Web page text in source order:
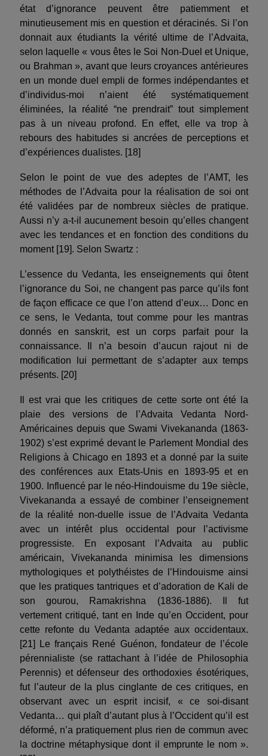
état d’ignorance peuvent être patiemment et
minutieusement mis en question et déracinés. Si l’on
donnait aux étudiants la vérité ultime de l’Advaita,
selon laquelle « vous êtes le Soi Non-Duel et Unique,
ou Brahman », avant que leurs croyances antérieures
en un monde duel empli de formes indépendantes et
d’individus-moi n’aient été systématiquement
éliminées, la réalité “ne prendrait” tout simplement
pas à un niveau profond. En effet, elle va trop à
rebours des habitudes si ancrées de perceptions et
d’expériences dualistes. [18]
Selon le point de vue des adeptes de l’AMT, les
méthodes de l’Advaita pour la réalisation de soi ont
été validées par de nombreux siècles de pratique.
Aussi n’y a-t-il aucunement besoin qu’elles changent
avec les tendances et en fonction des conditions du
moment [19]. Selon Swartz :
L’essence du Vedanta, les enseignements qui ôtent
l’ignorance du Soi, ne changent pas parce qu’ils font
de façon efficace ce que l’on attend d’eux… Donc en
ce sens, le Vedanta, tout comme pour les mantras
donnés en sanskrit, est un corps parfait pour la
connaissance. Il n’a besoin d’aucun rajout ni de
modification lui permettant de s’adapter aux temps
présents. [20]
Il est vrai que les critiques de cette sorte ont été la
plaie des versions de l’Advaita Vedanta Nord-
Américaines depuis que Swami Vivekananda (1863-
1902) s’est exprimé devant le Parlement Mondial des
Religions à Chicago en 1893 et a donné par la suite
des conférences aux Etats-Unis en 1893-95 et en
1900. Influencé par le néo-Hindouisme du 19e siècle,
Vivekananda a essayé de combiner l’enseignement
de la réalité non-duelle issue de l’Advaita Vedanta
avec un intérêt plus occidental pour l’activisme
progressiste. En exposant l’Advaita au public
américain, Vivekananda minimisa les dimensions
mythologiques et polythéistes de l’Hindouisme ainsi
que les pratiques tantriques et d’adoration de Kali de
son gourou, Ramakrishna (1836-1886). Il fut
vertement critiqué, tant en Inde qu’en Occident, pour
cette refonte du Vedanta adaptée aux occidentaux.
[21] Le français René Guénon, fondateur de l’école
pérennialiste (se rattachant à l’idée de Philosophia
Perennis) et défenseur des orthodoxies ésotériques,
fut l’auteur de la plus cinglante de ces critiques, en
observant avec un esprit incisif, « ce soi-disant
Vedanta… qui plaît d’autant plus à l’Occident qu’il est
déformé, n’a pratiquement plus rien de commun avec
la doctrine métaphysique dont il emprunte le nom ».